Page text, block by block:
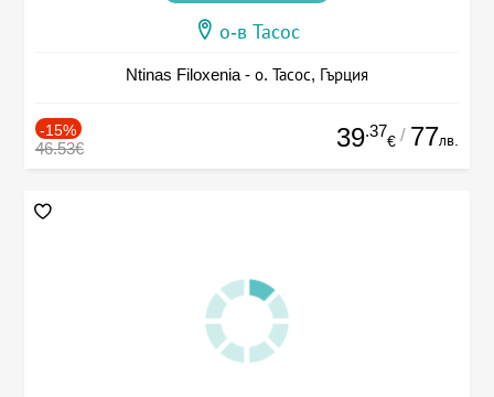
о-в Тасос
Ntinas Filoxenia - о. Тасос, Гърция
-15%
46.53€ 39.37
€ / 77лв.